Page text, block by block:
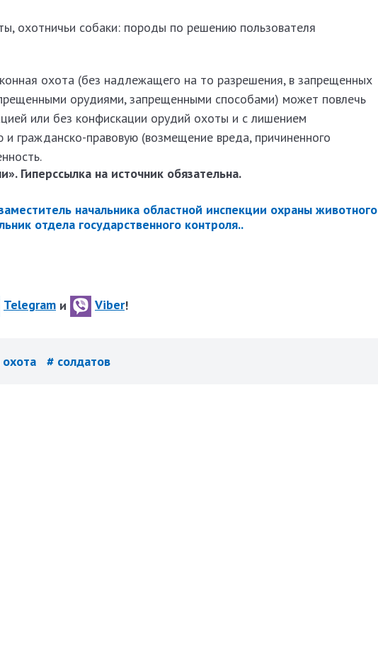
охотничьи собаки: породы по решению пользователя
охота (без надлежащего на то разрешения, в запрещенных
орудиями, запрещенными способами) может повлечь
или без конфискации орудий охоты и с лишением
и гражданско-правовую (возмещение вреда, причиненного
Гиперссылка на источник обязательна.
начальника областной инспекции охраны животного
отдела государственного контроля..
Telegram и Viber!
охота # солдатов